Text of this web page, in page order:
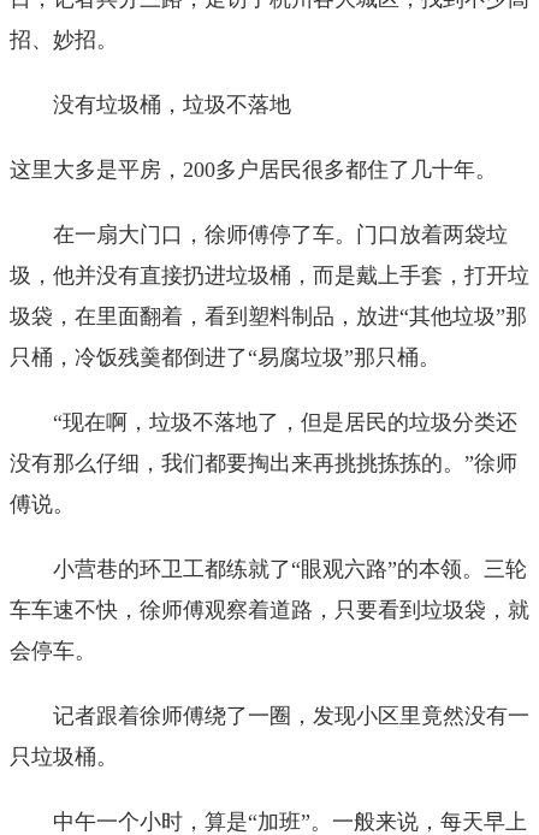
招、妙招。
没有垃圾桶，垃圾不落地
这里大多是平房，200多户居民很多都住了几十年。
在一扇大门口，徐师傅停了车。门口放着两袋垃
圾，他并没有直接扔进垃圾桶，而是戴上手套，打开垃
圾袋，在里面翻着，看到塑料制品，放进“其他垃圾”那
只桶，冷饭残羹都倒进了“易腐垃圾”那只桶。
“现在啊，垃圾不落地了，但是居民的垃圾分类还
没有那么仔细，我们都要掏出来再挑挑拣拣的。”徐师
傅说。
小营巷的环卫工都练就了“眼观六路”的本领。三轮
车车速不快，徐师傅观察着道路，只要看到垃圾袋，就
会停车。
记者跟着徐师傅绕了一圈，发现小区里竟然没有一
只垃圾桶。
中午一个小时，算是“加班”。一般来说，每天早上